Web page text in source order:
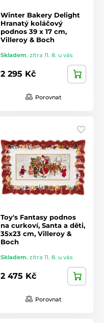
Winter Bakery Delight
Hranatý koláčový
podnos 39 x 17 cm,
Villeroy & Boch
Skladem, zítra 11. 8. u vás
2 295 Kč
Porovnat
Toy's Fantasy podnos
na curkoví, Santa a děti,
35x23 cm, Villeroy &
Boch
Skladem, zítra 11. 8. u vás
2 475 Kč
Porovnat